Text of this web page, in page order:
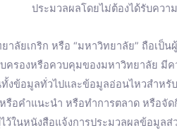
a
m
ประมวลผลโดยไม่ต้องได้รับคว
าลัยเกริก หรือ “มหาวิทยาลัย” ถือเ
รองหรือควบคุมของมหาวิทยาลัย มี
งข้อมูลทั่วไปและข้อมูลอ่อนไหวสำห
รือคำแนะนำ หรือทำการตลาด หรือจั
ว้ในหนังสือแจ้งการประมวลผลข้อมูล